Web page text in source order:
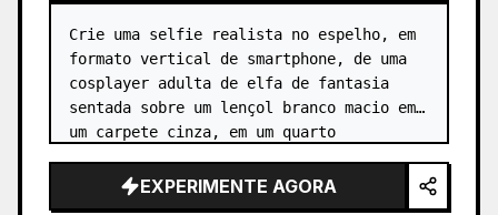
Crie uma selfie realista no espelho, em
formato vertical de smartphone, de uma
cosplayer adulta de elfa de fantasia
sentada sobre um lençol branco macio em
um carpete cinza, em um quarto
{argument name="character name"
default=…
EXPERIMENTE AGORA